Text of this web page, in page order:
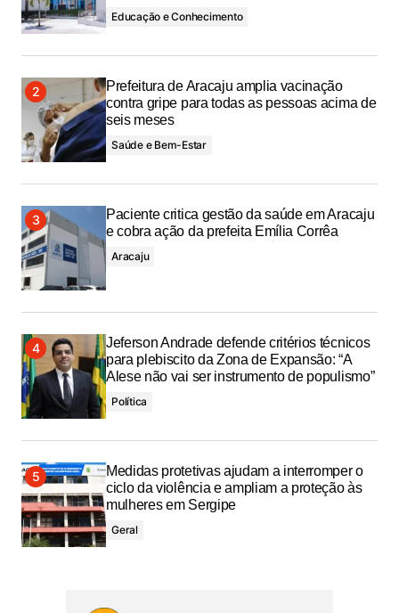
Educação e Conhecimento
Prefeitura de Aracaju amplia vacinação
contra gripe para todas as pessoas acima de
seis meses
Saúde e Bem-Estar
Paciente critica gestão da saúde em Aracaju
e cobra ação da prefeita Emília Corrêa
Aracaju
Jeferson Andrade defende critérios técnicos
para plebiscito da Zona de Expansão: “A
Alese não vai ser instrumento de populismo”
Política
Medidas protetivas ajudam a interromper o
ciclo da violência e ampliam a proteção às
mulheres em Sergipe
Geral